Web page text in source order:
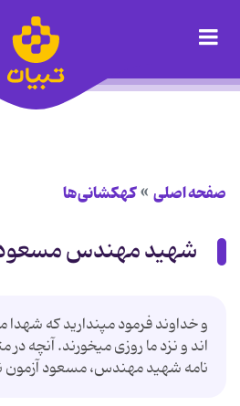
صفحه اصلی کهکشانی‌ها
شهید مهندس مسعود
و خداوند فرمود مپندارید که شهدا
اند و نزد ما روزی میخورند. آنچه
نامه شهید مهندس، مسعود آزمون